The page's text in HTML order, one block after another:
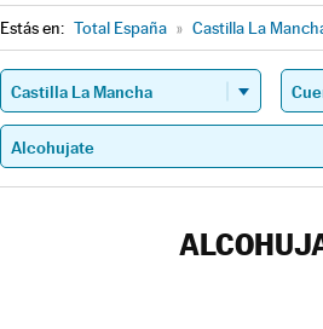
Estás en: Total España » Castilla La